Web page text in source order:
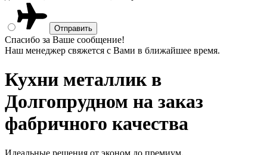
Спасибо за Ваше сообщение!
Наш менеджер свяжется с Вами в ближайшее время.
Кухни металликв
Долгопрудном на заказ
фабричного качества
Идеальные решения от эконом до премиум.